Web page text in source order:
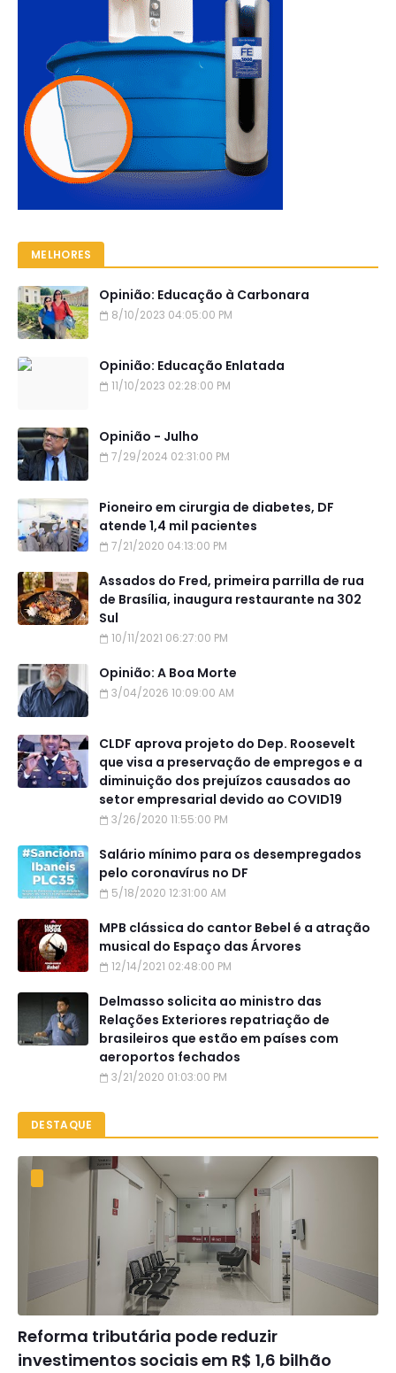
MELHORES
Opinião: Educação à Carbonara
8/10/2023 04:05:00 PM
Opinião: Educação Enlatada
11/10/2023 02:28:00 PM
Opinião - Julho
7/29/2024 02:31:00 PM
Pioneiro em cirurgia de diabetes, DF
atende 1,4 mil pacientes
7/21/2020 04:13:00 PM
Assados do Fred, primeira parrilla de rua
de Brasília, inaugura restaurante na 302
Sul
10/11/2021 06:27:00 PM
Opinião: A Boa Morte
3/04/2026 10:09:00 AM
CLDF aprova projeto do Dep. Roosevelt
que visa a preservação de empregos e a
diminuição dos prejuízos causados ao
setor empresarial devido ao COVID19
3/26/2020 11:55:00 PM
Salário mínimo para os desempregados
pelo coronavírus no DF
5/18/2020 12:31:00 AM
MPB clássica do cantor Bebel é a atração
musical do Espaço das Árvores
12/14/2021 02:48:00 PM
Delmasso solicita ao ministro das
Relações Exteriores repatriação de
brasileiros que estão em países com
aeroportos fechados
3/21/2020 01:03:00 PM
DESTAQUE
Reforma tributária pode reduzir
investimentos sociais em R$ 1,6 bilhão